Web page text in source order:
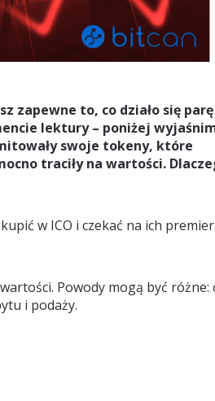
zapewne to, co działo się
lektury – poniżej
swoje tokeny, które
traciły na wartości.
w ICO i czekać na ich
Powody mogą być różne:
i podaży.